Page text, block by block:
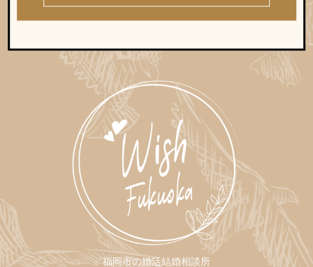
福岡市の婚活結婚相談所